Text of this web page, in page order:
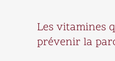
Les vitamines
prévenir la